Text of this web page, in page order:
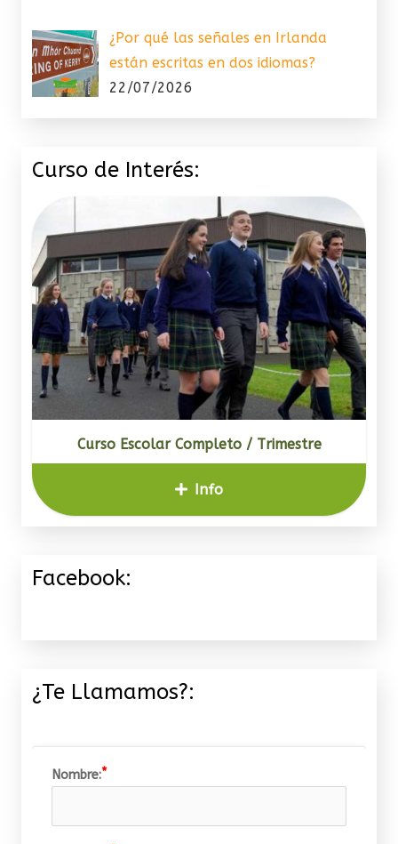
¿Por qué las señales en Irlanda
están escritas en dos idiomas?
22/07/2026
Curso de Interés:
Curso Escolar Completo / Trimestre
Info
Facebook:
¿Te Llamamos?:
Nombre: